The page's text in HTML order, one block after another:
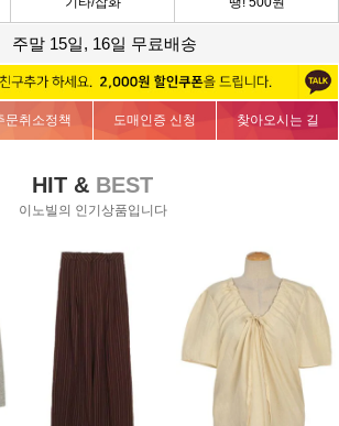
주말 15일, 16일 무료배송
문취소정책 도매인증 신청 찾아오시는 길
HIT & BEST
이노빌의 인기상품입니다